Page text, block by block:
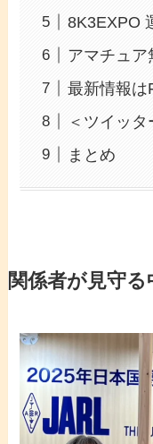
8K3EXPO
アマチュア
最新情報は
＜ツイッタ
まとめ
関係者が見守